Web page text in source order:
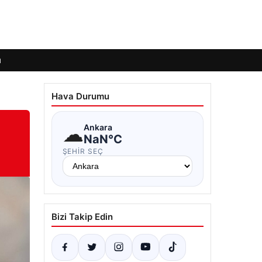
Hava Durumu
☁Ankara
NaN°C
ŞEHIR SEÇ
Bizi Takip Edin